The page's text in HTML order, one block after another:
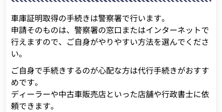
車庫証明取得の手続きは警察署で行います。
申請そのものは、警察署の窓口またはインターネットで
行えますので、ご自身がやりやすい方法を選んでくださ
い。
ご自身で手続きするのが心配な方は代行手続きがおすす
めです。
ディーラーや中古車販売店といった店舗や行政書士に依
頼できます。